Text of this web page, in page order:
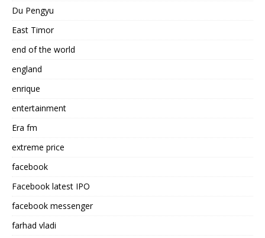
Du Pengyu
East Timor
end of the world
england
enrique
entertainment
Era fm
extreme price
facebook
Facebook latest IPO
facebook messenger
farhad vladi